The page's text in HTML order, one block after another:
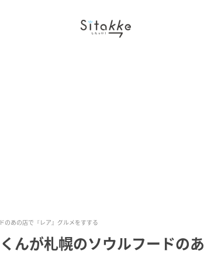
のあの店で『レア』グルメをすする
んが札幌のソウルフードのあ